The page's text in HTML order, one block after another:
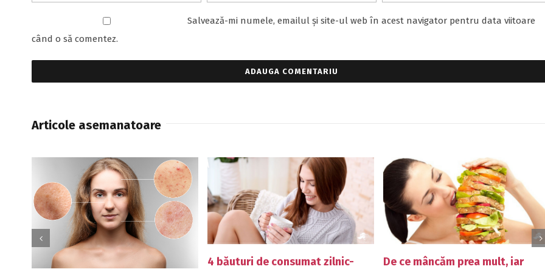
Salvează-mi numele, emailul și site-ul web în acest navigator pentru data viitoare
când o să comentez.
Articole asemanatoare
4 băuturi de consumat zilnic- De ce mâncăm prea mult, iar Află ce tip de sport